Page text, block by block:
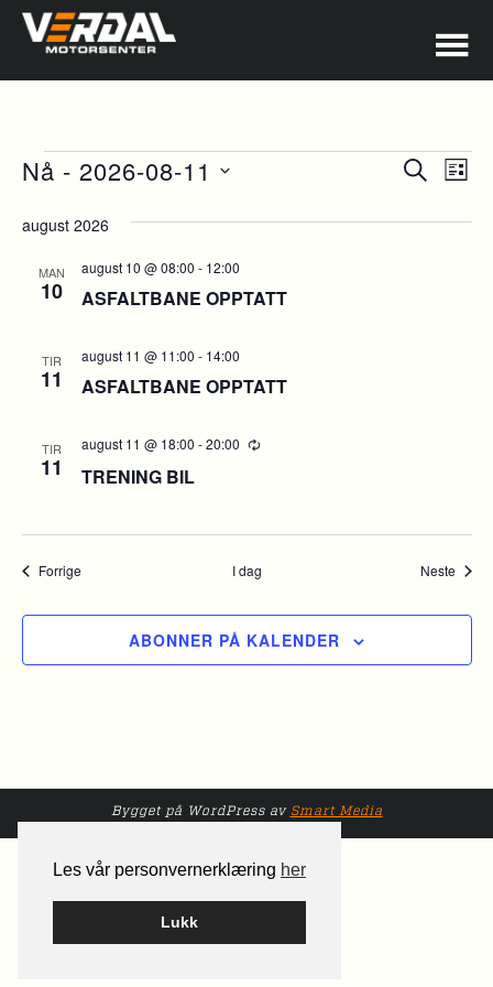
Les vår personvernerklæring her
Lukk
SØK
Nå - 2026-08-11
dato.
august 2026
MAN
10 ASFALTBANE OPPTATT
august 10 @ 08:00 - 12:00
TIR
11 ASFALTBANE OPPTATT
august 11 @ 11:00 - 14:00
TIR
11 TRENING BIL
august 11 @ 18:00 -20:00 Recurring
ForrigeArrangementer I dag Neste
ABONNER PÅ KALENDER
Bygget på WordPress av Smart Media